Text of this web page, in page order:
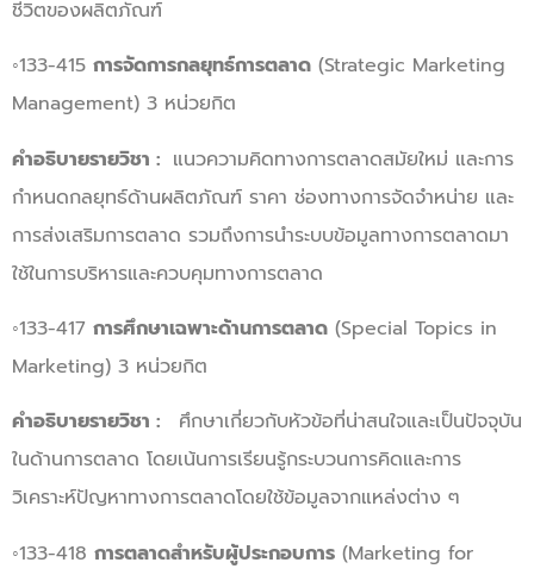
ชีวิตของผลิตภัณฑ์
◦133-415 การจัดการกลยุทธ์การตลาด (Strategic Marketing
Management) 3 หน่วยกิต
คำอธิบายรายวิชา : แนวความคิดทางการตลาดสมัยใหม่ และการ
กำหนดกลยุทธ์ด้านผลิตภัณฑ์ ราคา ช่องทางการจัดจำหน่าย และ
การส่งเสริมการตลาด รวมถึงการนำระบบข้อมูลทางการตลาดมา
ใช้ในการบริหารและควบคุมทางการตลาด
◦133-417 การศึกษาเฉพาะด้านการตลาด (Special Topics in
Marketing) 3 หน่วยกิต
คำอธิบายรายวิชา : ศึกษาเกี่ยวกับหัวข้อที่น่าสนใจและเป็นปัจจุบัน
ในด้านการตลาด โดยเน้นการเรียนรู้กระบวนการคิดและการ
วิเคราะห์ปัญหาทางการตลาดโดยใช้ข้อมูลจากแหล่งต่าง ๆ
◦133-418 การตลาดสำหรับผู้ประกอบการ (Marketing for